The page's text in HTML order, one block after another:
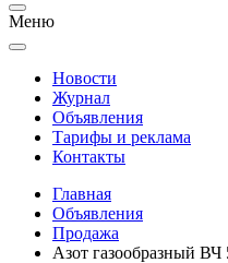
Меню
Новости
Журнал
Объявления
Тарифы и реклама
Контакты
Главная
Объявления
Продажа
Азот газообразный ВЧ